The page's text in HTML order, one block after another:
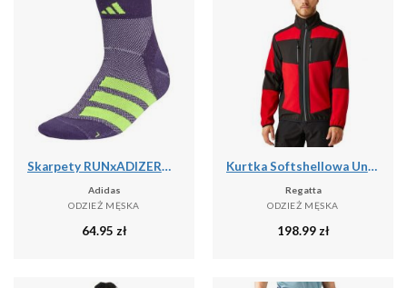
Skarpety RUNxADIZERO 1 Pair
Adidas
ODZIEŻ MĘSKA
64.95 zł
Kurtka Softshellowa Unisex Dla Dorosłych 2 Warstwy
Regatta
ODZIEŻ MĘSKA
198.99zł